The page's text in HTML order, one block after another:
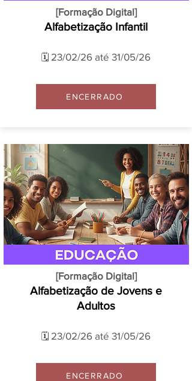
[Formação Digital]
Alfabetização Infantil
🗓️ 23/02/26 até 31/05/26
ENCERRADO
[Formação Digital]
Alfabetização de Jovens e
Adultos
🗓️ 23/02/26 até 31/05/26
ENCERRADO